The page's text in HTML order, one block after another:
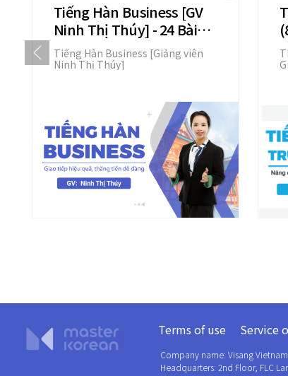
Tiếng Hàn Business [GV
Ninh Thị Thúy] - 24 Bài
Giảng
Tiếng Hàn Business [Giảng viên
Ninh Thị Thúy]
Terms of use Service
Company name: Visang
Headquarters: 2nd Floor, FLC